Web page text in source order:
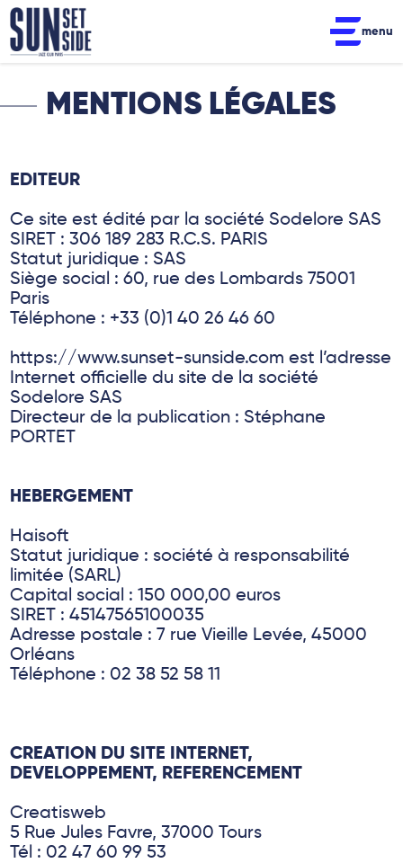
menu
MENTIONS LÉGALES
EDITEUR
Ce site est édité par la société Sodelore SAS
SIRET : 306 189 283 R.C.S. PARIS
Statut juridique : SAS
Siège social : 60, rue des Lombards 75001
Paris
Téléphone : +33 (0)1 40 26 46 60
https://www.sunset-sunside.com est l’adresse
Internet officielle du site de la société
Sodelore SAS
Directeur de la publication : Stéphane
PORTET
HEBERGEMENT
Haisoft
Statut juridique : société à responsabilité
limitée (SARL)
Capital social : 150 000,00 euros
SIRET : 45147565100035
Adresse postale : 7 rue Vieille Levée, 45000
Orléans
Téléphone : 02 38 52 58 11
CREATION DU SITE INTERNET,
DEVELOPPEMENT, REFERENCEMENT
Creatisweb
5 Rue Jules Favre, 37000 Tours
Tél : 02 47 60 99 53